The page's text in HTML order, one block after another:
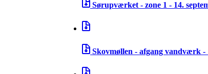
Sørupværket - zone 1 - 14.
Skovmøllen - afgang vandværk -